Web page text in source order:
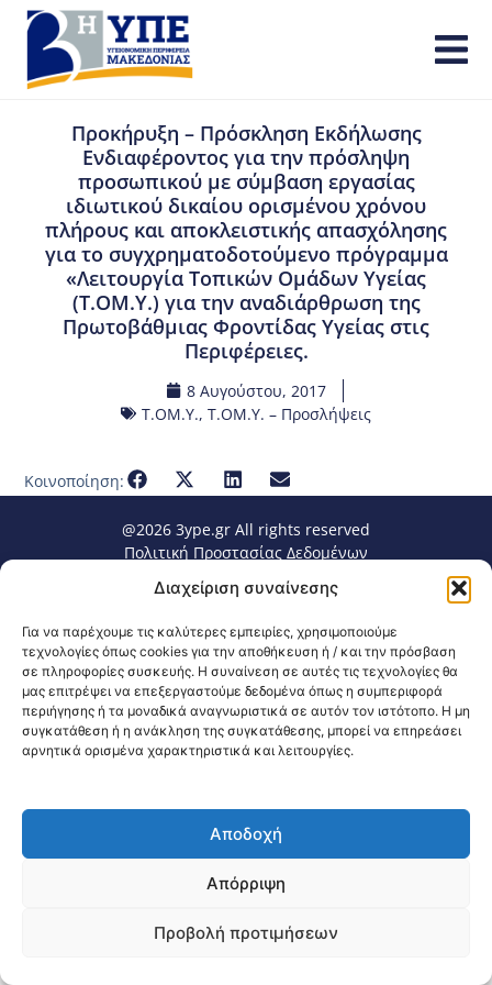
Διαχείριση συναίνεσης
Για να παρέχουμε τις καλύτερες εμπειρίες, χρησιμοποιούμε
τεχνολογίες όπως cookies για την αποθήκευση ή / και την πρόσβαση
σε πληροφορίες συσκευής. Η συναίνεση σε αυτές τις τεχνολογίες θα
μας επιτρέψει να επεξεργαστούμε δεδομένα όπως η συμπεριφορά
περιήγησης ή τα μοναδικά αναγνωριστικά σε αυτόν τον ιστότοπο. Η μη
συγκατάθεση ή η ανάκληση της συγκατάθεσης, μπορεί να επηρεάσει
αρνητικά ορισμένα χαρακτηριστικά και λειτουργίες.
Αποδοχή
Απόρριψη
Προβολή προτιμήσεων
Προκήρυξη – Πρόσκληση Εκδήλωσης
Ενδιαφέροντος για την πρόσληψη
προσωπικού με σύμβαση εργασίας
ιδιωτικού δικαίου ορισμένου χρόνου
πλήρους και αποκλειστικής απασχόλησης
για το συγχρηματοδοτούμενο πρόγραμμα
«Λειτουργία Τοπικών Ομάδων Υγείας
(Τ.ΟΜ.Υ.) για την αναδιάρθρωση της
Πρωτοβάθμιας Φροντίδας Υγείας στις
Περιφέρειες.
8 Αυγούστου, 2017
Τ.ΟΜ.Υ., Τ.ΟΜ.Υ. – Προσλήψεις
Κοινοποίηση:
@2026 3ype.gr All rights reserved
Πολιτική Προστασίας Δεδομένων
email: 3ype@3ype.gr
1595186